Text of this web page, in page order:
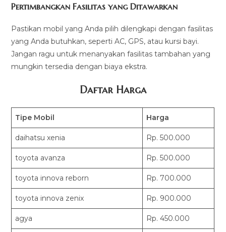
Pertimbangkan Fasilitas yang Ditawarkan
Pastikan mobil yang Anda pilih dilengkapi dengan fasilitas
yang Anda butuhkan, seperti AC, GPS, atau kursi bayi.
Jangan ragu untuk menanyakan fasilitas tambahan yang
mungkin tersedia dengan biaya ekstra.
Daftar Harga
Tipe Mobil Harga
daihatsu xenia Rp. 500.000
toyota avanza Rp. 500.000
toyota innova reborn Rp. 700.000
toyota innova zenix Rp. 900.000
agya Rp. 450.000